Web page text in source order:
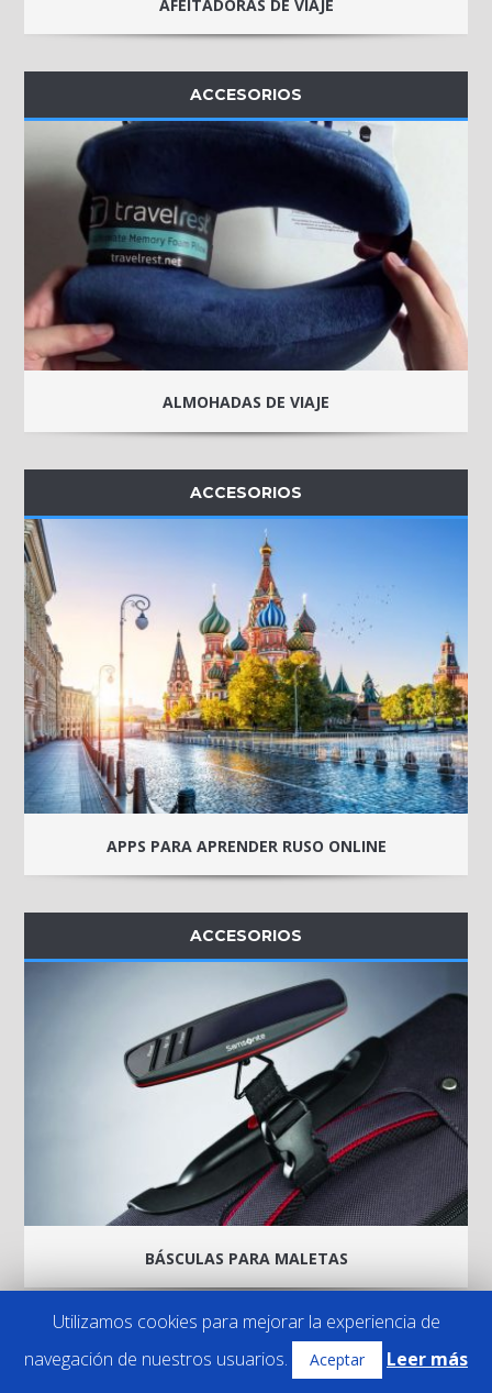
AFEITADORAS DE VIAJE
ACCESORIOS
ALMOHADAS DE VIAJE
ACCESORIOS
APPS PARA APRENDER RUSO ONLINE
ACCESORIOS
BÁSCULAS PARA MALETAS
ACCESORIOS
Utilizamos cookies para mejorar la experiencia de
navegación de nuestros usuarios.
Aceptar Leer más